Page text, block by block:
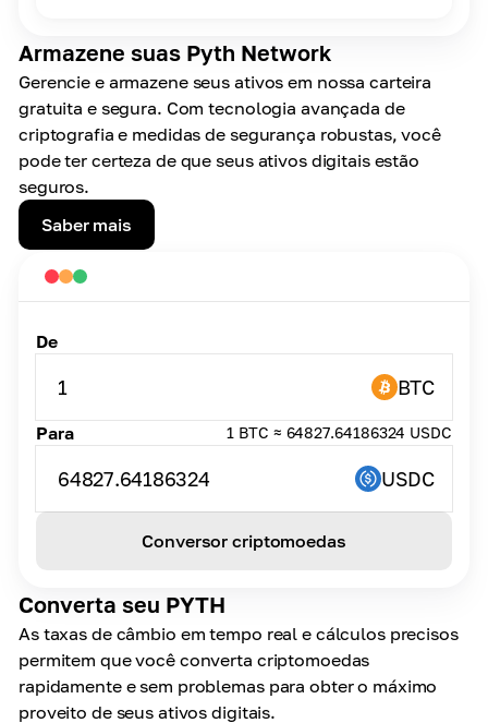
Armazene suas Pyth Network
Gerencie e armazene seus ativos em nossa carteira
gratuita e segura. Com tecnologia avançada de
criptografia e medidas de segurança robustas, você
pode ter certeza de que seus ativos digitais estão
seguros.
Saber mais
Converta seu PYTH
As taxas de câmbio em tempo real e cálculos precisos
permitem que você converta criptomoedas
rapidamente e sem problemas para obter o máximo
proveito de seus ativos digitais.
De
1 BTC
Para 1 BTC ≈ 64827.64186324 USDC
64827.64186324 USDC
Conversor criptomoedas